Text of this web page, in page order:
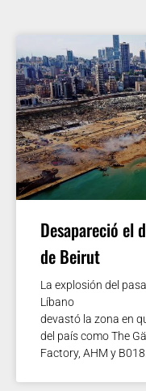
Desapareció el
de Beirut
La explosión del
Líbano
devastó la zona en
del país como The
Factory, AHM y B018.